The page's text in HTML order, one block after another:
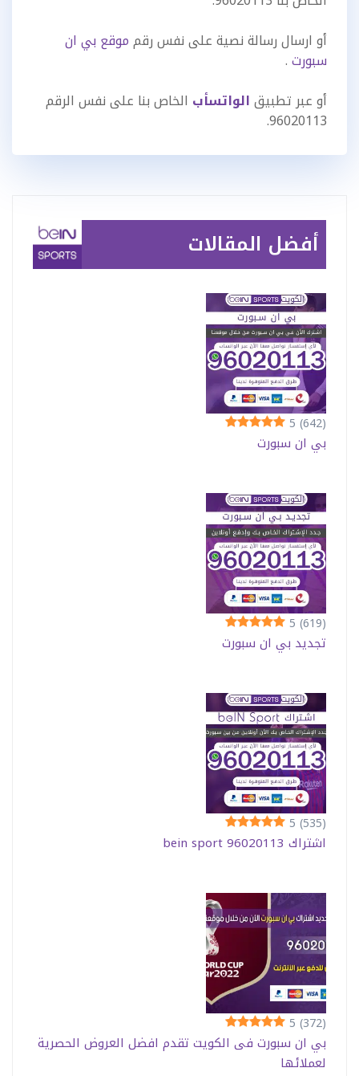
أو ارسال رسالة نصية على نفس رقمموقع بي ان
سبورت.
أو عبر تطبيقالواتسأب الخاص بنا على نفس الرقم
96020113.
أفضل المقالات
5 (642)
بي ان سبورت
5 (619)
تجديد بي ان سبورت
5 (535)
اشتراك bein sport 96020113
5 (372)
بي ان سبورت فى الكويت تقدم افضل العروض الحصرية
لعملائها